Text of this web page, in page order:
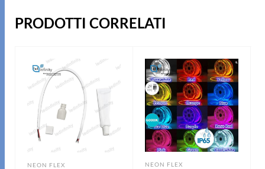
PRODOTTI CORRELATI
NEON FLEX NEON FLEX